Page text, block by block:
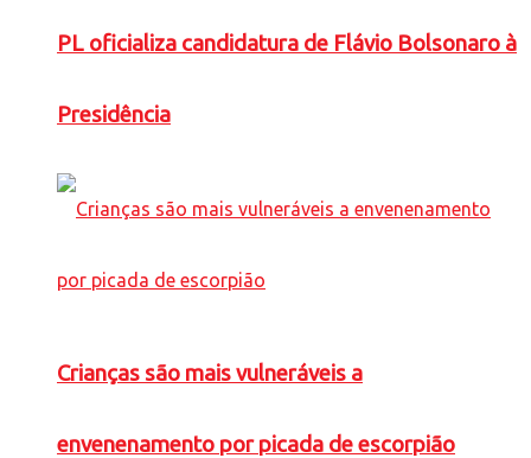
PL oficializa candidatura de Flávio Bolsonaro à
Presidência
Crianças são mais vulneráveis a
envenenamento por picada de escorpião